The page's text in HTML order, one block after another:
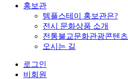
홍보관
템플스테이 홍보관은?
전시 문화상품 소개
전통불교문화관광콘텐츠
오시는 길
로그인
비회원